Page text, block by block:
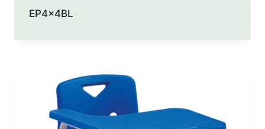
EP4x4BL